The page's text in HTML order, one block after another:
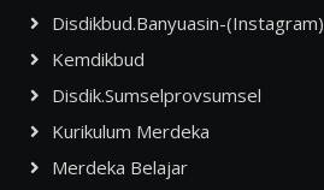
Disdikbud.banyuasin-(Instagram)
Kemdikbud
Disdik.sumselprovsumsel
Kurikulum Merdeka
Merdeka Belajar